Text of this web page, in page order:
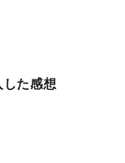
た感想